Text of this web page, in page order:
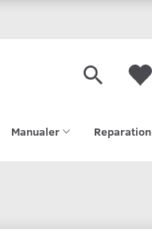
Manualer Reparation